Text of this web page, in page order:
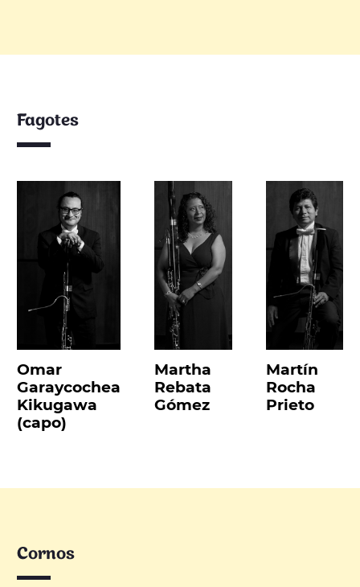
Fagotes
Omar
Garaycochea
Kikugawa
(capo)
Martha
Rebata
Gómez
Martín
Rocha
Prieto
Cornos